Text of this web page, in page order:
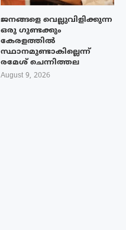
ജനങ്ങളെ വെല്ലുവിളിക്കുന്ന
ഒരു ഗുണ്ടക്കും
കേരളത്തിൽ
സ്ഥാനമുണ്ടാകില്ലെന്ന്
രമേശ് ചെന്നിത്തല
August 9, 2026